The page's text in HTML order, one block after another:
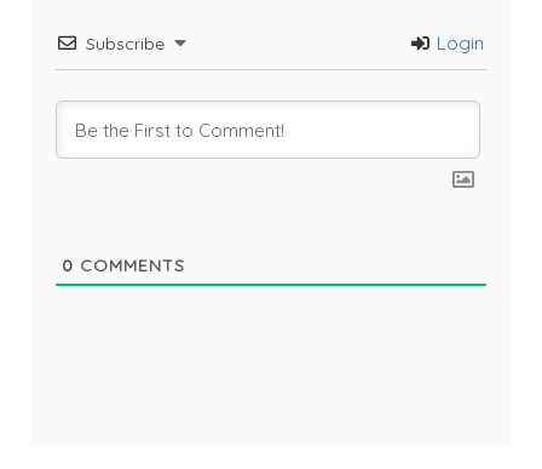
Subscribe Login
0 COMMENTS